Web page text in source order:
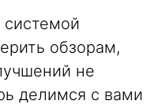
обзорам,
не
делимся с вами